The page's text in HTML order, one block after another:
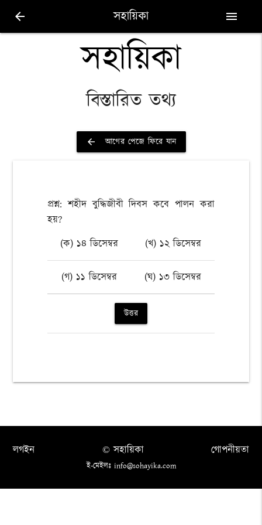
arrow_back সহায়িকা menu
সহায়িকা
বিস্তারিত তথ্য
arrow_back আগের পেজে ফিরে যান
প্রশ্ন: শহীদ বুদ্ধিজীবী দিবস কবে পালন করা
হয়?
(ক) ১৪ ডিসেম্বর
(খ) ১২ ডিসেম্বর
(গ) ১১ ডিসেম্বর (ঘ) ১৩ ডিসেম্বর
উত্তর
লগইন গোপনীয়তা
© সহায়িকা
ই-মেইলঃ info@sohayika.com